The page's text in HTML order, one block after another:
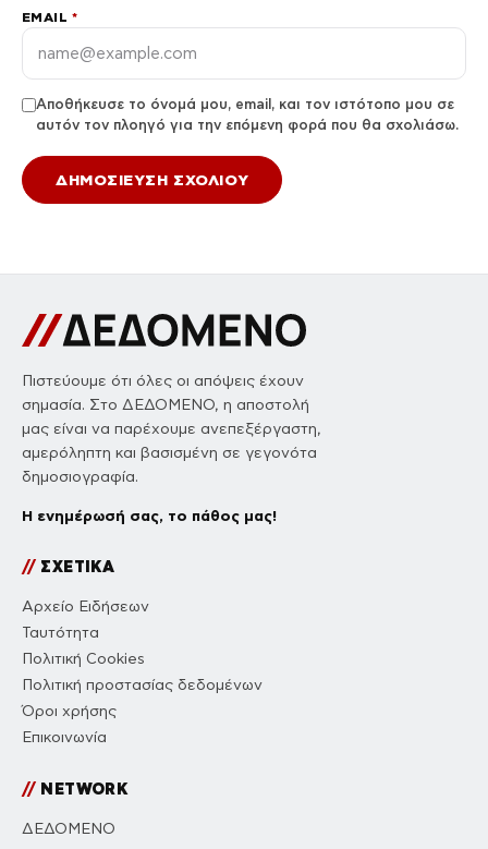
EMAIL *
Αποθήκευσε το όνομά μου, email, και τον ιστότοπο μου σε
αυτόν τον πλοηγό για την επόμενη φορά που θα σχολιάσω.
Πιστεύουμε ότι όλες οι απόψεις έχουν
σημασία. Στο ΔΕΔΟΜΕΝΟ, η αποστολή
μας είναι να παρέχουμε ανεπεξέργαστη,
αμερόληπτη και βασισμένη σε γεγονότα
δημοσιογραφία.
Η ενημέρωσή σας, το πάθος μας!
//ΣΧΕΤΙΚΑ
Αρχείο Ειδήσεων
Ταυτότητα
Πολιτική Cookies
Πολιτική προστασίας δεδομένων
Όροι χρήσης
Επικοινωνία
//NETWORK
ΔΕΔΟΜΕΝΟ